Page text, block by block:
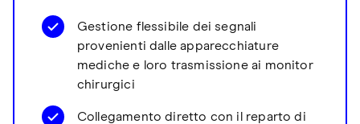
Gestione flessibile dei segnali
provenienti dalle apparecchiature
mediche e loro trasmissione ai monitor
chirurgici
Collegamento diretto con il reparto di